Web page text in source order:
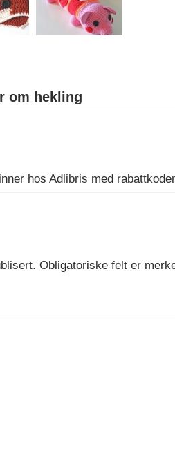
om hekling
hos Adlibris med
Obligatoriske felt er